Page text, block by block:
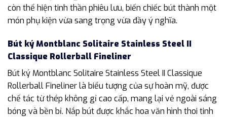
còn thể hiện tinh thần phiêu lưu, biến chiếc bút thành một
món phụ kiện vừa sang trọng vừa đầy ý nghĩa.
Bút ký Montblanc Solitaire Stainless Steel II
Classique Rollerball Fineliner
Bút ký Montblanc Solitaire Stainless Steel II Classique
Rollerball Fineliner là biểu tượng của sự hoàn mỹ, được
chế tác từ thép không gỉ cao cấp, mang lại vẻ ngoài sáng
bóng và bền bỉ. Nắp bút được khắc hoa văn hình thoi tinh